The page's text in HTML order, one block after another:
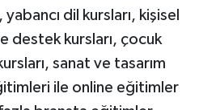
dil kursları, kişisel
destek kursları, çocuk
sanat ve tasarım
ile online eğitimler